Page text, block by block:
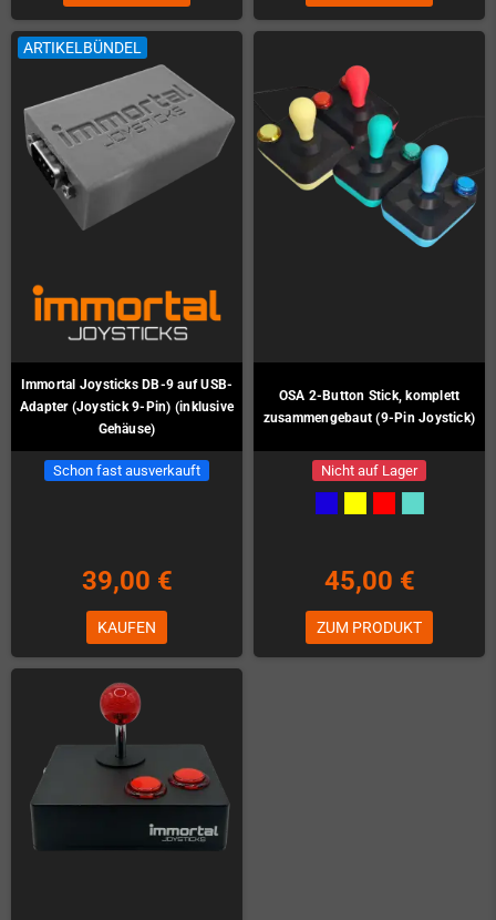
ARTIKELBÜNDEL
Immortal Joysticks DB-9 auf USB-
Adapter (Joystick 9-Pin) (inklusive
Gehäuse)
Schon fast ausverkauft
39,00 €
KAUFEN
OSA 2-Button Stick, komplett
zusammengebaut (9-Pin Joystick)
Nicht auf Lager
45,00 €
ZUM PRODUKT